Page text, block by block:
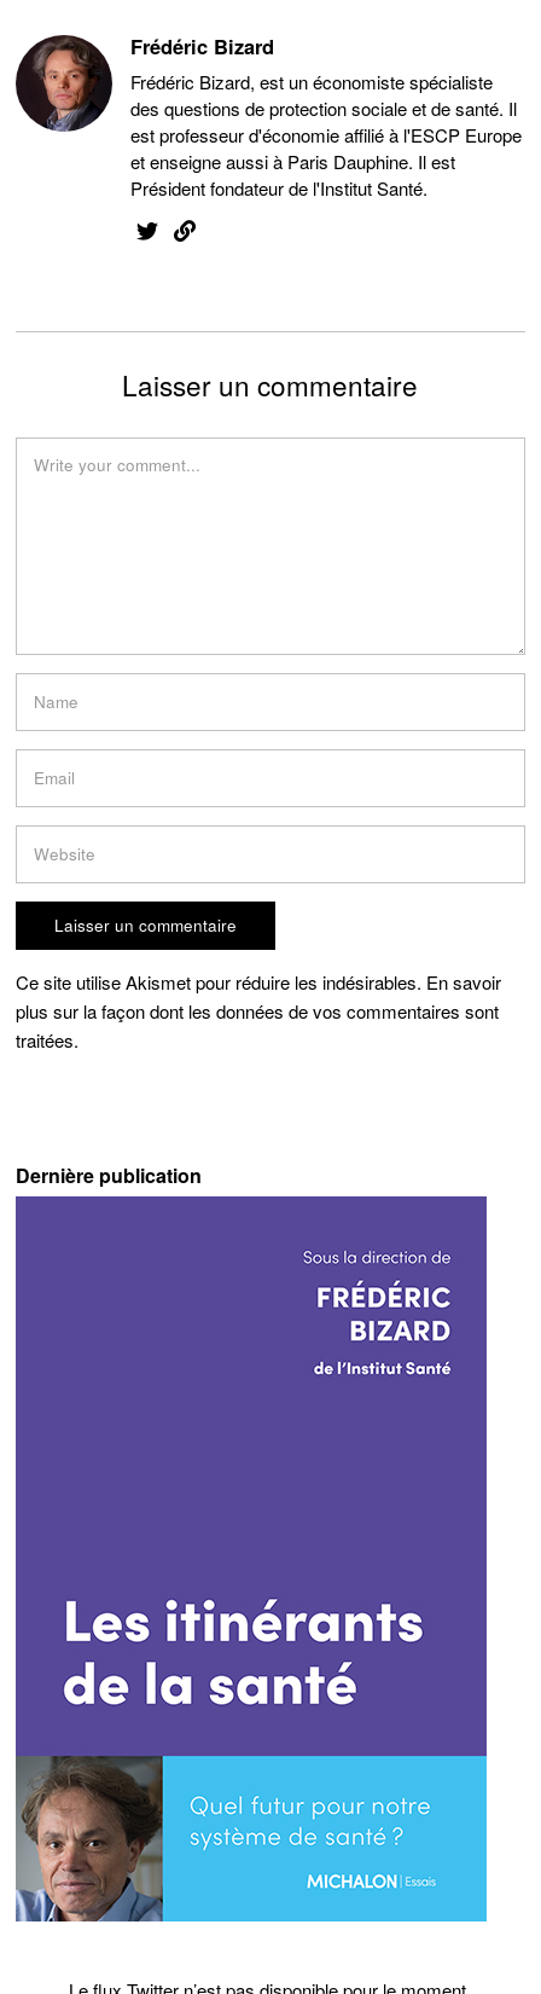
Frédéric Bizard
Frédéric Bizard, est un économiste spécialiste
des questions de protection sociale et de santé. Il
est professeur d'économie affilié à l'ESCP Europe
et enseigne aussi à Paris Dauphine. Il est
Président fondateur de l'Institut Santé.
Laisser un commentaire
Ce site utilise Akismet pour réduire les indésirables. En savoir
plus sur la façon dont les données de vos commentaires sont
traitées.
Dernière publication